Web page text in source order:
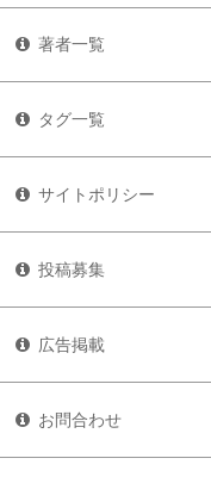
著者一覧
タグ一覧
サイトポリシー
投稿募集
広告掲載
お問合わせ